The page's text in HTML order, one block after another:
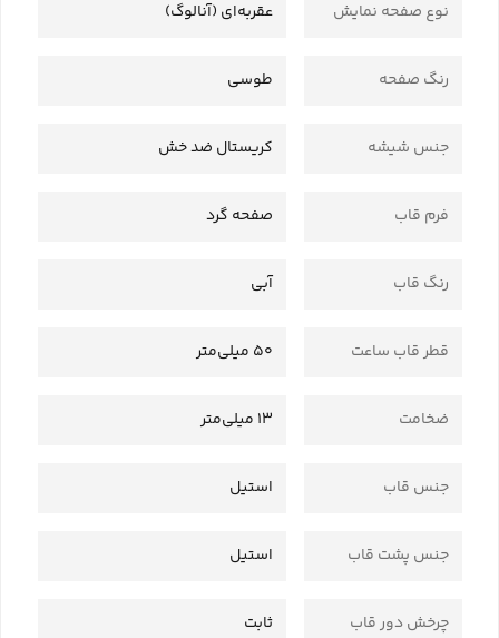
نوع صفحه نمایش عقربه‌ای (آنالوگ)
رنگ صفحه طوسی
جنس شیشه کریستال ضد خش
فرم قاب صفحه گرد
رنگ قاب آبی
قطر قاب ساعت 50 میلی‌متر
ضخامت 13 میلی‌متر
جنس قاب استیل
جنس پشت قاب استیل
چرخش دور قاب ثابت